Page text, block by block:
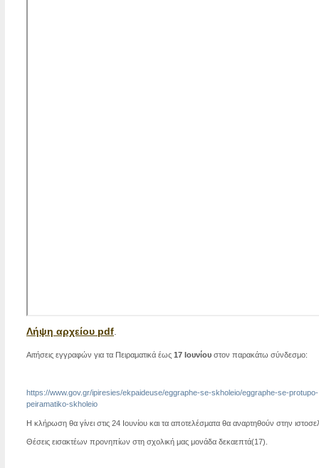
Λήψη αρχείου pdf
Αιτήσεις εγγραφών για τα Πειραματικά έως 17 Ιουνίου στον παρακάτω σύνδεσμο:
https://www.gov.gr/ipiresies/ekpaideuse/eggraphe-se-skholeio/eggraphe-se-protupo-
peiramatiko-skholeio
Η κλήρωση θα γίνει στις 24 Ιουνίου και τα αποτελέσματα θα αναρτηθούν στην
Θέσεις εισακτέων προνηπίων στη σχολική μας μονάδα δεκαεπτά(17).